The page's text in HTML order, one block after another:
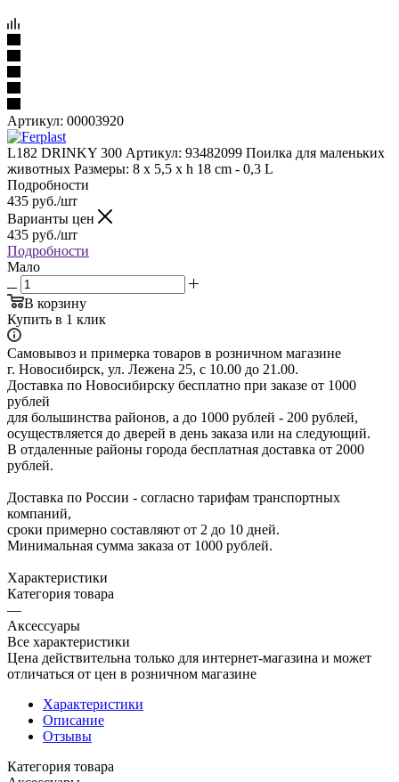
Артикул: 00003920
L182 DRINKY 300 Артикул: 93482099 Поилка для маленьких
животных Размеры: 8 x 5,5 x h 18 cm - 0,3 L
Подробности
435 руб./шт
Варианты цен
435 руб./шт
Подробности
Мало
В корзину
Купить в 1 клик
Самовывоз и примерка товаров в розничном магазине
г. Новосибирск, ул. Лежена 25, с 10.00 до 21.00.
Доставка по Новосибирску бесплатно при заказе от 1000
рублей
для большинства районов, а до 1000 рублей - 200 рублей,
осуществляется до дверей в день заказа или на следующий.
В отдаленные районы города бесплатная доставка от 2000
рублей.
Доставка по России - согласно тарифам транспортных
компаний,
сроки примерно составляют от 2 до 10 дней.
Минимальная сумма заказа от 1000 рублей.
Характеристики
Категория товара
—
Аксессуары
Все характеристики
Цена действительна только для интернет-магазина и может
отличаться от цен в розничном магазине
Характеристики
Описание
Отзывы
Категория товара